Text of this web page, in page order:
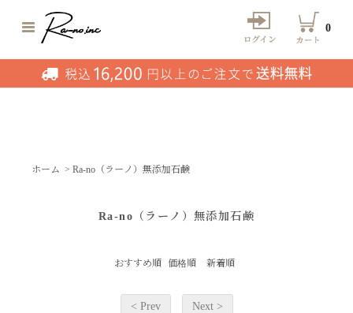
0
ホーム > Ra-no（ラーノ）無添加石鹸
Ra-no（ラーノ）無添加石鹸
おすすめ順 価格順 新着順
< Prev Next >